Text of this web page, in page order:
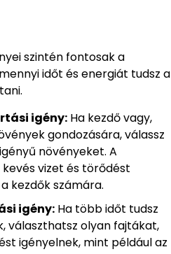
szintén fontosak a
időt és energiát tudsz a
igény: Ha kezdő vagy,
gondozására, válassz
növényeket. A
vizet és törődést
kezdők számára.
igény: Ha több időt tudsz
választhatsz olyan fajtákat,
igényelnek, mint például az